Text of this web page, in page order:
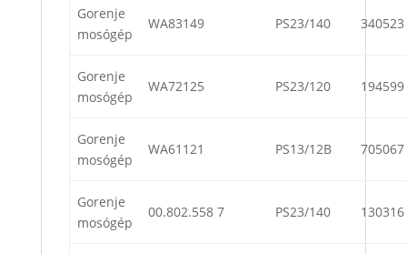
Gorenje
mosógép
WA83149 PS23/140 340523
Gorenje
mosógép
WA72125 PS23/120 194599
Gorenje
mosógép
WA61121 PS13/12B 705067
Gorenje
mosógép
00.802.558 7 PS23/140 130316